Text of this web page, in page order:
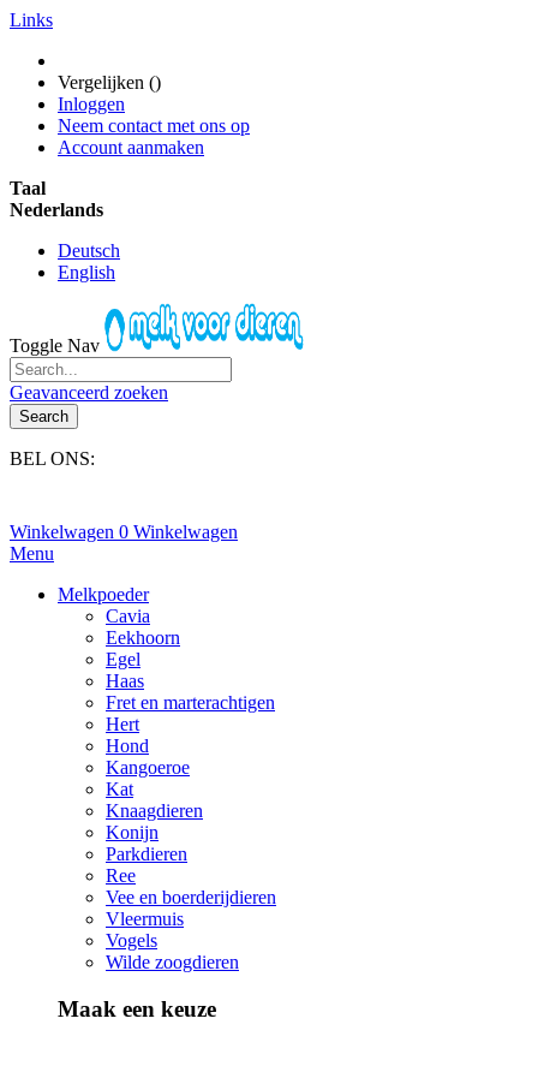
Links
Vergelijken ()
Inloggen
Neem contact met ons op
Account aanmaken
Taal
Nederlands
Deutsch
English
Toggle Nav
Geavanceerd zoeken
Search
BEL ONS:
Winkelwagen 0 Winkelwagen
Menu
Melkpoeder
Cavia
Eekhoorn
Egel
Haas
Fret en marterachtigen
Hert
Hond
Kangoeroe
Kat
Knaagdieren
Konijn
Parkdieren
Ree
Vee en boerderijdieren
Vleermuis
Vogels
Wilde zoogdieren
Maak een keuze